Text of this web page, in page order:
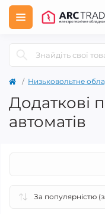
Низьковольтне
Додаткові
автоматів